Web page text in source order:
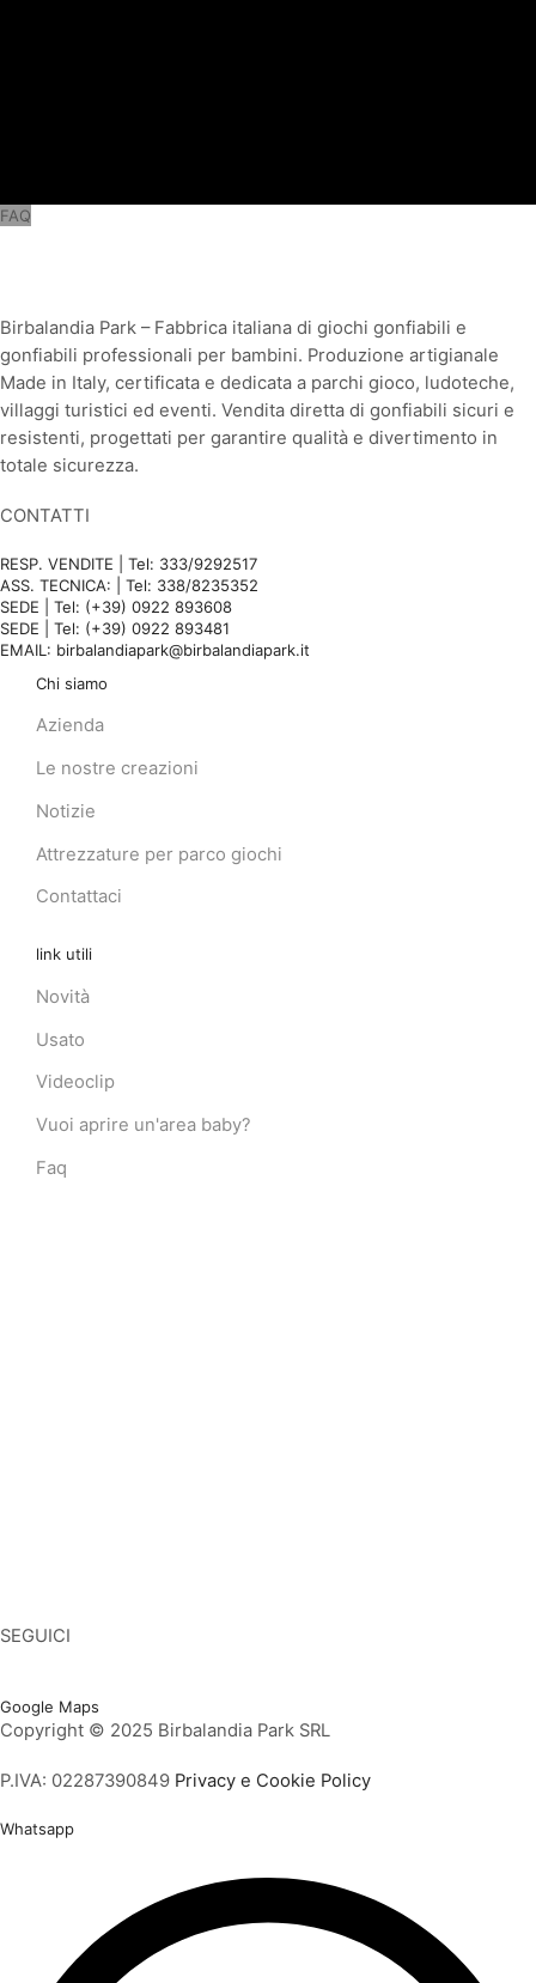
FAQ
Birbalandia Park – Fabbrica italiana di giochi gonfiabili e
gonfiabili professionali per bambini. Produzione artigianale
Made in Italy, certificata e dedicata a parchi gioco, ludoteche,
villaggi turistici ed eventi. Vendita diretta di gonfiabili sicuri e
resistenti, progettati per garantire qualità e divertimento in
totale sicurezza.
CONTATTI
RESP. VENDITE | Tel: 333/9292517
ASS. TECNICA: | Tel: 338/8235352
SEDE | Tel: (+39) 0922 893608
SEDE | Tel: (+39) 0922 893481
EMAIL: birbalandiapark@birbalandiapark.it
Chi siamo
Azienda
Le nostre creazioni
Notizie
Attrezzature per parco giochi
Contattaci
link utili
Novità
Usato
Videoclip
Vuoi aprire un'area baby?
Faq
SEGUICI
Facebook
TwitterInstagram
Google Maps
Copyright © 2025 Birbalandia Park SRL
P.IVA: 02287390849 Privacy e Cookie Policy
Whatsapp